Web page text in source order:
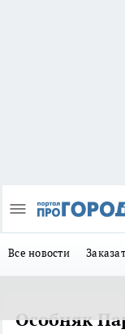
Все новости
Особняк